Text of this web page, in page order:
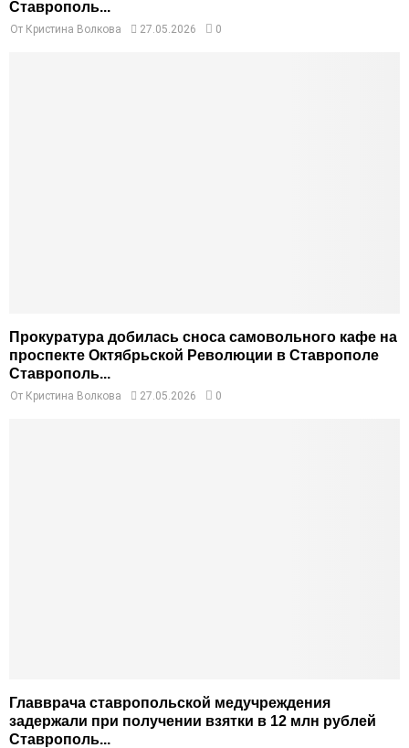
Ставрополь...
От Кристина Волкова 27.05.2026 0
Прокуратура добилась сноса самовольного кафе на
проспекте Октябрьской Революции в Ставрополе
Ставрополь...
От Кристина Волкова 27.05.2026 0
Главврача ставропольской медучреждения
задержали при получении взятки в 12 млн рублей
Ставрополь...